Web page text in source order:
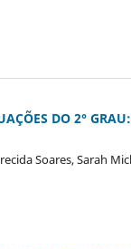
DO 2°
Soares, Sarah